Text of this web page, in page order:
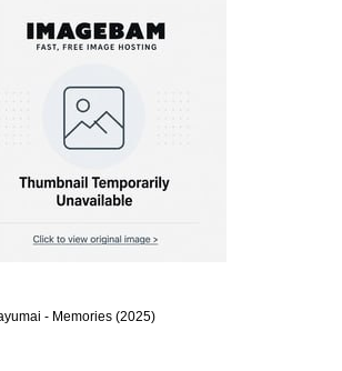
- Memories (2025)